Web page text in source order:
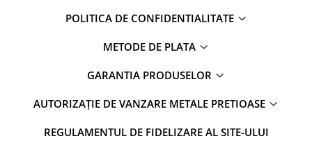
POLITICA DE CONFIDENTIALITATE
METODE DE PLATA
GARANTIA PRODUSELOR
AUTORIZAȚIE DE VANZARE METALE PRETIOASE
REGULAMENTUL DE FIDELIZARE AL SITE-ULUI